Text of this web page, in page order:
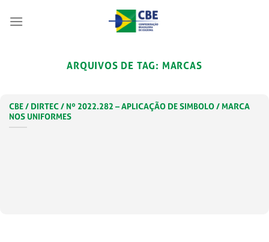
ARQUIVOS DE TAG: MARCAS
CBE / DIRTEC / Nº 2022.282 – APLICAÇÃO DE SIMBOLO / MARCA
NOS UNIFORMES